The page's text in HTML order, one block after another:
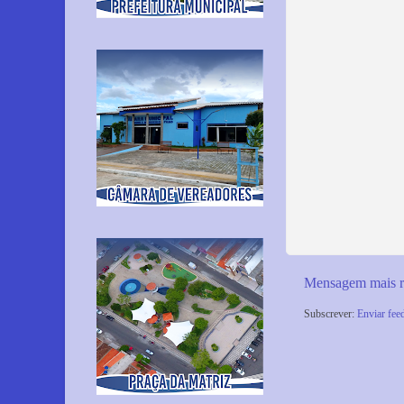
Mensagem mais
Subscrever: Enviar